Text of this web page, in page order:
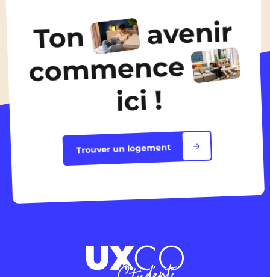
Découvrir les logements
Ton avenir
commence
ici !
Trouver un logement